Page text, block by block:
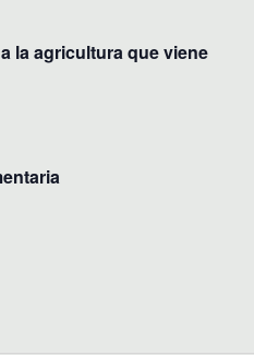
la agricultura que viene